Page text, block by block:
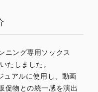
ニング専用ソックス
たしました。
ュアルに使用し、動画
促物との統一感を演出